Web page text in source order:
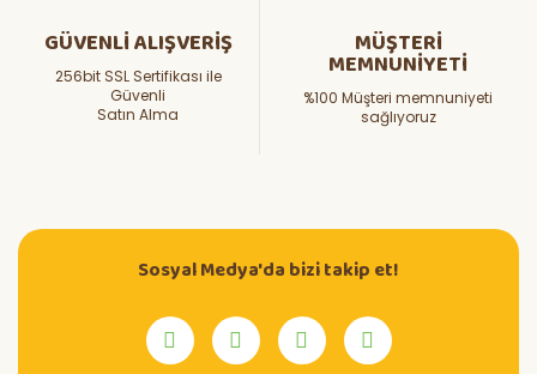
GÜVENLİ ALIŞVERİŞ
256bit SSL Sertifikası ile
Güvenli
Satın Alma
MÜŞTERİ
MEMNUNİYETİ
%100 Müşteri memnuniyeti
sağlıyoruz
Sosyal Medya'da bizi takip et!